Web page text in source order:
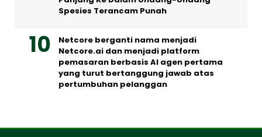
Spesies Terancam Punah
Netcore berganti nama menjadi
Netcore.ai dan menjadi platform
pemasaran berbasis AI agen pertama
yang turut bertanggung jawab atas
pertumbuhan pelanggan